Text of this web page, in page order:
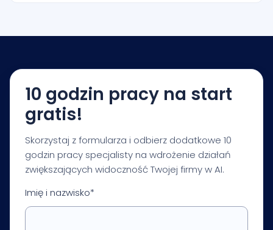
działań, priorytety i rekomendacje dopasowane do
10 godzin pracy na start
gratis!
Skorzystaj z formularza i odbierz dodatkowe 10
godzin pracy specjalisty na wdrożenie działań
zwiększających widoczność Twojej firmy w AI.
Imię i nazwisko*